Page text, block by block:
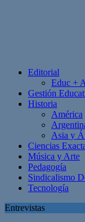
Editorial
Educ +
Gestión
Historia
América
Asia y
Ciencias
Música y Arte
Pedagogía
Sindicalismo
Tecnología
Entrevistas